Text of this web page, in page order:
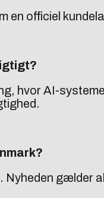
en officiel
hvor AI-
Nyheden gælder